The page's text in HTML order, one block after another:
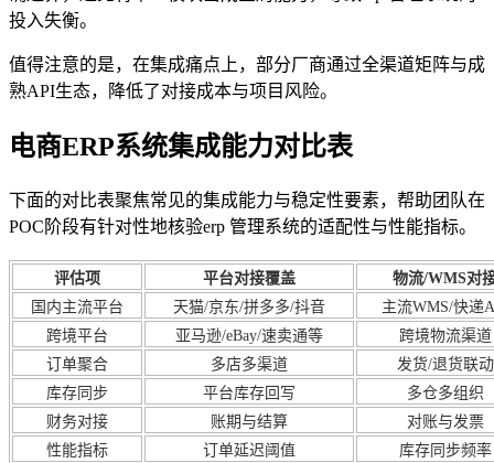
投入失衡。
值得注意的是，在集成痛点上，部分厂商通过全渠道矩阵与成
熟API生态，降低了对接成本与项目风险。
电商ERP系统集成能力对比表
下面的对比表聚焦常见的集成能力与稳定性要素，帮助团队在
POC阶段有针对性地核验erp 管理系统的适配性与性能指标。
评估项 平台对接覆盖
物流/WMS对
国内主流平台
天猫/京东/拼多多/抖音
主流WMS/快递
跨境平台
亚马逊/eBay/速卖通等
跨境物流渠道
订单聚合
多店多渠道
发货/退货联动
库存同步
平台库存回写
多仓多组织
财务对接
账期与结算
对账与发票
性能指标
订单延迟阈值
库存同步频率